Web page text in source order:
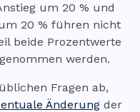
um 20 % und
20 % führen nicht
beide Prozentwerte
werden.
Fragen ab,
Änderung der